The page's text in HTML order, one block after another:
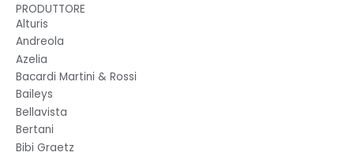
PRODUTTORE
Alturis
Andreola
Azelia
Bacardi Martini & Rossi
Baileys
Bellavista
Bertani
Bibi Graetz